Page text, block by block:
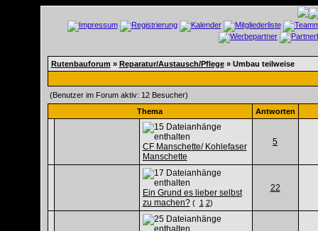
Rutenbauforum » Reparatur/Austausch/Pflege» Umbau teilweise
(Benutzer im Forum aktiv: 12 Besucher)
Thema
Antworten
CF Manschette/ Kohlefaser
Manschette
5
Ein Grund es lieber selbst
zu machen?( 1 2)
22